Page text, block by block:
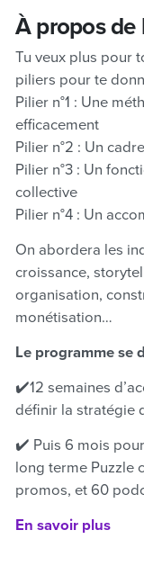
À propos
Tu veux plus pour
piliers pour te
Pilier n°1 : Une
efficacement
Pilier n°2 : Un
Pilier n°3 : Un
collective
Pilier n°4 : Un
On abordera les
croissance,
organisation,
monétisation…
Le programme se
✔️12 semaines
définir la stratégie
✔️ Puis 6 mois
long terme Puzzle
promos, et 60
En savoir plus